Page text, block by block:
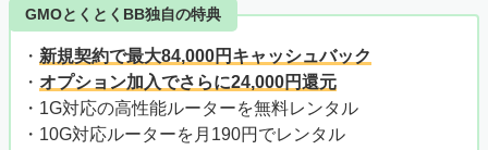
GMOとくとくBB独自の特典
・ 新規契約で最大84,000円キャッシュバック
・ オプション加入でさらに24,000円還元
・1G対応の高性能ルーターを無料レンタル
・10G対応ルーターを月190円でレンタル